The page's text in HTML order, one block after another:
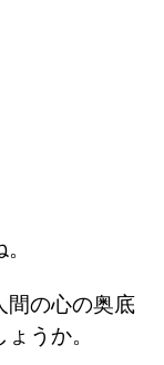
間の心の奥底
うか。